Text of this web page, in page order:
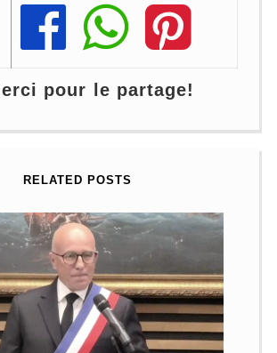
Share
Share
Share
pour le partage!
RELATED POSTS